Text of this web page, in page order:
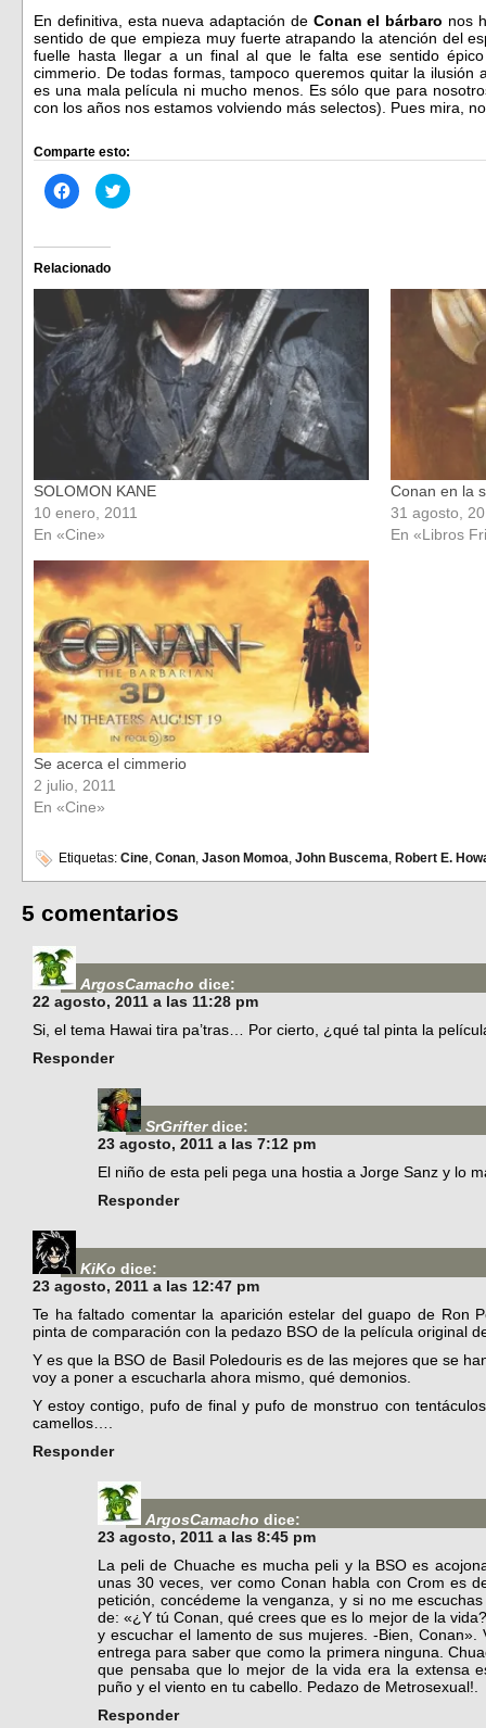
En definitiva, esta nueva adaptación de Conan el bárbaro nos
sentido de que empieza muy fuerte atrapando la atención del
fuelle hasta llegar a un final al que le falta ese sentido
cimmerio. De todas formas, tampoco queremos quitar la ilusión
es una mala película ni mucho menos. Es sólo que para
con los años nos estamos volviendo más selectos). Pues mira,
Comparte esto:
Haz
clic
Facebook
(Se
abre
en
una
ventana
nueva)
Haz
clic
en
una
ventana
nueva)
Relacionado
SOLOMON KANE
10 enero, 2011
En «Cine»
Conan en la
31 agosto,
En «Libros
Se acerca el cimmerio
2 julio, 2011
En «Cine»
Etiquetas: Cine, Conan, Jason Momoa, John Buscema, Robert E.
5 comentarios
ArgosCamacho dice:
22 agosto, 2011 a las 11:28 pm
Si, el tema Hawai tira pa’tras… Por cierto, ¿qué tal pinta la
Responder
SrGrifter dice:
23 agosto, 2011 a las 7:12 pm
El niño de esta peli pega una hostia a Jorge Sanz y lo
Responder
KiKo dice:
23 agosto, 2011 a las 12:47 pm
Te ha faltado comentar la aparición estelar del guapo de Ron
pinta de comparación con la pedazo BSO de la película original
Y es que la BSO de Basil Poledouris es de las mejores que se
voy a poner a escucharla ahora mismo, qué demonios.
Y estoy contigo, pufo de final y pufo de monstruo con
camellos….
Responder
ArgosCamacho dice:
23 agosto, 2011 a las 8:45 pm
La peli de Chuache es mucha peli y la BSO es
unas 30 veces, ver como Conan habla con Crom es
petición, concédeme la venganza, y si no me
de: «¿Y tú Conan, qué crees que es lo mejor de la
y escuchar el lamento de sus mujeres. -Bien,
entrega para saber que como la primera ninguna.
que pensaba que lo mejor de la vida era la extensa
puño y el viento en tu cabello. Pedazo de Metrosexual!.
Responder